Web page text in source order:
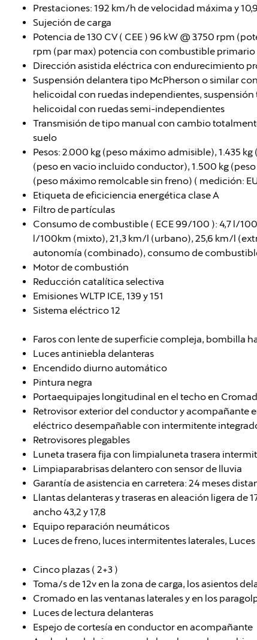
Prestaciones: 192 km/h de velocidad máxima y
Sujeción de carga
Potencia de 130 CV ( CEE ) 96 kW @ 3.750 rpm
rpm (par max) potencia con combustible primario
Dirección asistida eléctrica con endurecimiento
Suspensión delantera tipo McPherson o similar
helicoidal con ruedas independientes,
helicoidal con ruedas semi-independientes
Transmisión de tipo manual con cambio
suelo
Pesos: 2.000 kg (peso máximo admisible), 1.435
(peso en vacio incluido conductor), 1.500 kg
(peso máximo remolcable sin freno) ( medición:
Etiqueta de eficiciencia energética clase A
Filtro de partículas
Consumo de combustible ( ECE 99/100 ): 4,7 l/
l/100km (mixto), 21,3 km/l (urbano), 25,6 km/l
autonomía (combinado), consumo de combustible
Motor de combustión
Reducción catalítica selectiva
Emisiones WLTP ICE, 139 y 151
Sistema eléctrico 12
Faros con lente de superficie compleja, bombilla
Luces antiniebla delanteras
Encendido diurno automático
Pintura negra
Portaequipajes longitudinal en el techo en
Retrovisor exterior del conductor y acompañante
eléctrico desempañable con intermitente
Retrovisores plegables
Luneta trasera fija con limpialuneta trasera
Limpiaparabrisas delantero con sensor de lluvia
Garantía de asistencia en carretera: 24 meses
Llantas delanteras y traseras en aleación ligera de
ancho 43,2 y 17,8
Equipo reparación neumáticos
Luces de freno, luces intermitentes laterales,
Cinco plazas ( 2+3 )
Toma/s de 12v en la zona de carga, los asientos
Cromado en las ventanas laterales y en los
Luces de lectura delanteras
Espejo de cortesía en conductor en acompañante